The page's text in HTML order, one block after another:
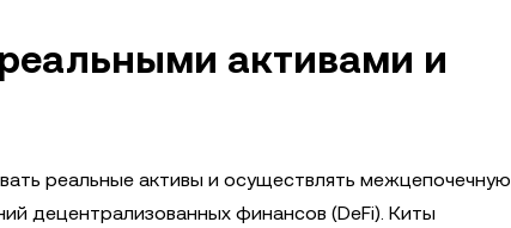
активами и
реальные активы и осуществлять межцепочечную
децентрализованных финансов (DeFi). Киты